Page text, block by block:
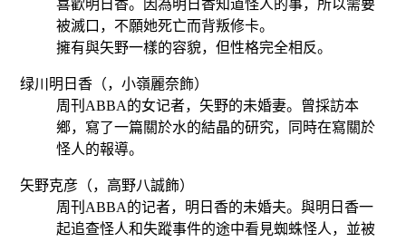
喜歡明日香。因為明日香知道怪人的事，所以需要
被滅口，不願她死亡而背叛修卡。
擁有與矢野一樣的容貌，但性格完全相反。
绿川明日香（，小嶺麗奈飾）
周刊ABBA的女记者，矢野的未婚妻。曾採訪本
鄉，寫了一篇關於水的結晶的研究，同時在寫關於
怪人的報導。
矢野克彦（， 高野八誠飾）
周刊ABBA的记者，明日香的未婚夫。與明日香一
起追查怪人和失蹤事件的途中看見蜘蛛怪人，並被